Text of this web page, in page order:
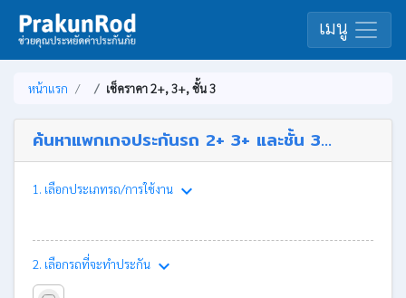
เมนู
หน้าแรก เช็คราคา 2+, 3+, ชั้น 3
ค้นหาแพกเกจประกันรถ 2+ 3+ และชั้น 3...
1. เลือกประเภทรถ/การใช้งาน keyboard_arrow_down
2. เลือกรถที่จะทำประกัน keyboard_arrow_down